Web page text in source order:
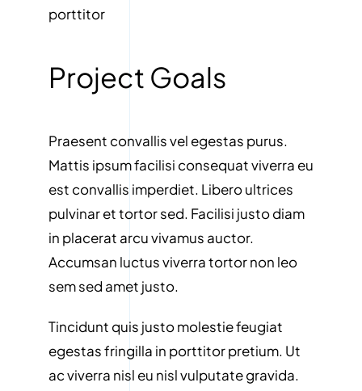
porttitor
Project Goals
Praesent convallis vel egestas purus.
Mattis ipsum facilisi consequat viverra eu
est convallis imperdiet. Libero ultrices
pulvinar et tortor sed. Facilisi justo diam
in placerat arcu vivamus auctor.
Accumsan luctus viverra tortor non leo
sem sed amet justo.
Tincidunt quis justo molestie feugiat
egestas fringilla in porttitor pretium. Ut
ac viverra nisl eu nisl vulputate gravida.